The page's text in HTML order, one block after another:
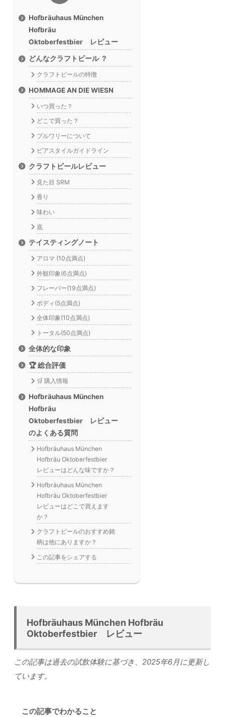
Hofbräuhaus München
Hofbräu
Oktoberfestbier レビュー
どんなクラフトビール ？
クラフトビールの特徴
HOMMAGE AN DIE WIESN
いつ買った？
どこで買った？
ブルワリーについて
ビアスタイルガイドライン
クラフトビールレビュー
見た目 SRM
香り
味わい
底
テイスティングノート
アロマ (10点満点)
外観印象(6点満点)
フレーバー(19点満点)
ボディ(5点満点)
全体印象(10点満点)
トータル(50点満点)
全体的な印象
🏆 総合評価
🛒 購入情報
Hofbräuhaus München
Hofbräu
Oktoberfestbier レビュー
のよくある質問
Hofbräuhaus München
Hofbräu Oktoberfestbier
レビューはどんな味ですか？
Hofbräuhaus München
Hofbräu Oktoberfestbier
レビューはどこで買えます
か？
クラフトビールのおすすめ銘
柄は他にありますか？
この記事をシェアする
Hofbräuhaus München Hofbräu
Oktoberfestbier レビュー
この記事は過去の試飲体験に基づき、2025年6月に更新し
ています。
この記事でわかること